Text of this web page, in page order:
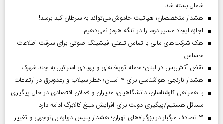
شمال بسته شد
هشدار متخصصان؛ هپاتیت خاموش می‌تواند به سرطان کبد برسد!
اجازه ایجاد مسیر دوم را در تنگه هرمز نمی‌دهیم
هک شرکت‌های مالی با تماس تلفنی؛ فیشینگ صوتی برای سرقت اطلاعات
حساس
نقض آتش‌بس در لبنان؛ حمله توپخانه‌ای و پهپادی اسرائیل به چند شهرک
هشدار نارنجی هواشناسی برای ۴ استان؛ خطر سیلاب و رعدوبرق در ارتفاعات
با همراهی کارشناسان، دانشگاهیان، مدیران و فعالان اقتصادی در حال پیگیری
مسائل هستیم/پیگیری دولت برای افزایش مبلغ کالابرگ ادامه دارد
۳ تصادف مرگبار در بزرگراه‌های تهران؛ هشدار پلیس درباره بی‌توجهی و تغییر